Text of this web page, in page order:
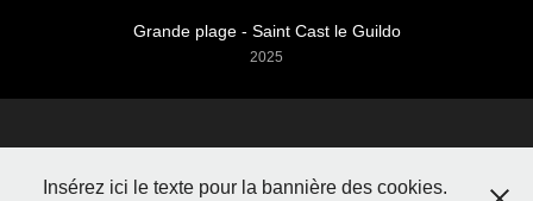
Grande plage - Saint Cast le Guildo
2025
BreizhPixelWeb
Insérez ici le texte pour la bannière des cookies.